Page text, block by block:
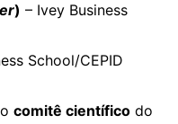
) – Ivey Business
School/CEPID
comitê científico do